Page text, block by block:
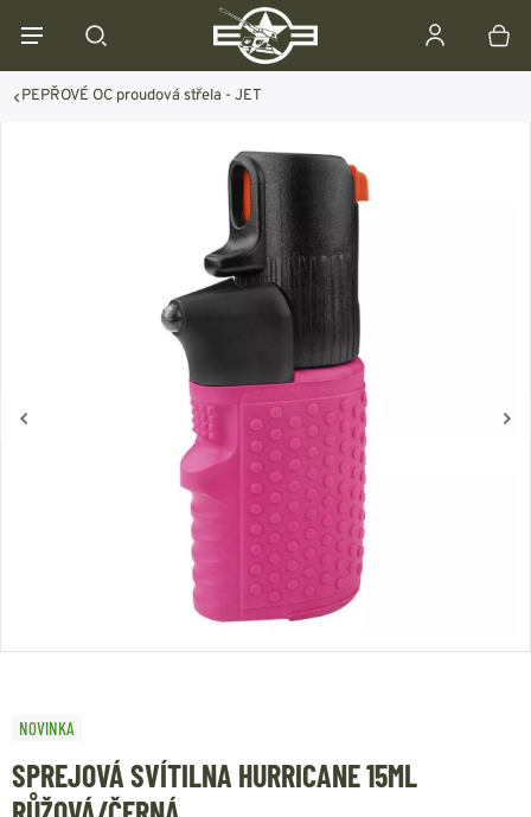
PEPŘOVÉ OC proudová střela - JET
NOVINKA
SPREJOVÁ SVÍTILNA HURRICANE 15ML